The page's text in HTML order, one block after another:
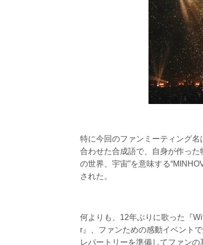
特に今回のファンミーティング名
合わせた合成語で、自身が作っ
の世界、宇宙”を意味する
された。
何よりも、12年ぶりに歌った『
r』、ファンための感動イベント
レパートリーを準備してファン